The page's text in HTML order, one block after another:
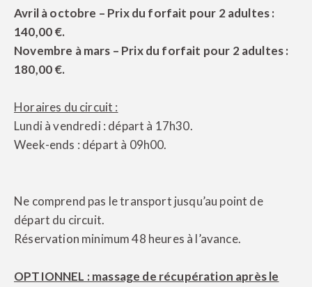
Avril à octobre – Prix du forfait pour 2 adultes :
140,00 €.
Novembre à mars – Prix du forfait pour 2 adultes :
180,00 €.
Horaires du circuit :
Lundi à vendredi : départ à 17h30.
Week-ends : départ à 09h00.
Ne comprend pas le transport jusqu’au point de
départ du circuit.
Réservation minimum 48 heures à l’avance.
OPTIONNEL : massage de récupération après le